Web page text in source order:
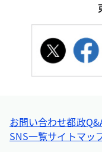
お問い合わせ都政
SNS一覧サイトマッ